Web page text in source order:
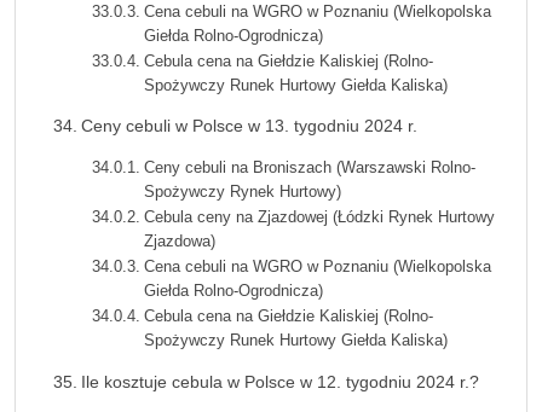
Cena cebuli na WGRO w Poznaniu (Wielkopolska
Giełda Rolno-Ogrodnicza)
Cebula cena na Giełdzie Kaliskiej (Rolno-
Spożywczy Runek Hurtowy Giełda Kaliska)
Ceny cebuli w Polsce w 13. tygodniu 2024 r.
Ceny cebuli na Broniszach (Warszawski Rolno-
Spożywczy Rynek Hurtowy)
Cebula ceny na Zjazdowej (Łódzki Rynek Hurtowy
Zjazdowa)
Cena cebuli na WGRO w Poznaniu (Wielkopolska
Giełda Rolno-Ogrodnicza)
Cebula cena na Giełdzie Kaliskiej (Rolno-
Spożywczy Runek Hurtowy Giełda Kaliska)
Ile kosztuje cebula w Polsce w 12. tygodniu 2024 r.?